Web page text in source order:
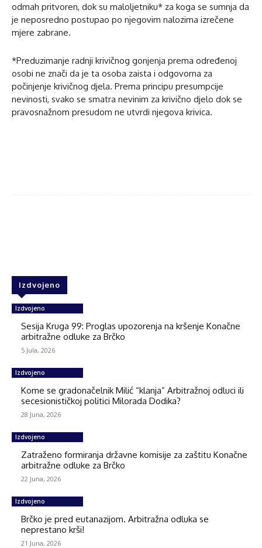
odmah pritvoren, dok su maloljetniku* za koga se sumnja da
je neposredno postupao po njegovim nalozima izrečene
mjere zabrane.
*Preduzimanje radnji krivičnog gonjenja prema određenoj
osobi ne znači da je ta osoba zaista i odgovorna za
počinjenje krivičnog djela. Prema principu presumpcije
nevinosti, svako se smatra nevinim za krivično djelo dok se
pravosnažnom presudom ne utvrdi njegova krivica.
Izdvojeno
Izdvojeno
Sesija Kruga 99: Proglas upozorenja na kršenje Konačne
arbitražne odluke za Brčko
5 Jula, 2026
Izdvojeno
Kome se gradonačelnik Milić “klanja” Arbitražnoj odluci ili
secesionističkoj politici Milorada Dodika?
28 Juna, 2026
Izdvojeno
Zatraženo formiranja državne komisije za zaštitu Konačne
arbitražne odluke za Brčko
22 Juna, 2026
Izdvojeno
Brčko je pred eutanazijom. Arbitražna odluka se
neprestano krši!
21 Juna, 2026